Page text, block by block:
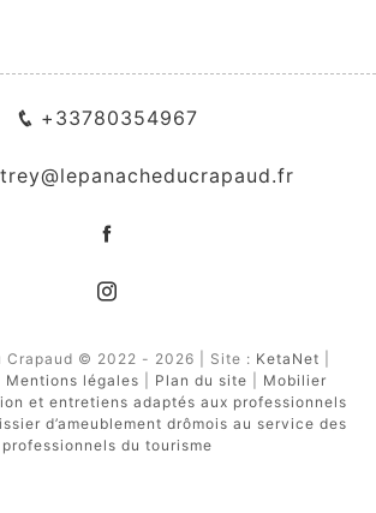
+33780354967
Crapaud © 2022 - 2026 | Site : KetaNet
Mentions légales Plan du site
Mobilier
et entretiens adaptés aux professionnels
d’ameublement drômois au service des
professionnels du tourisme